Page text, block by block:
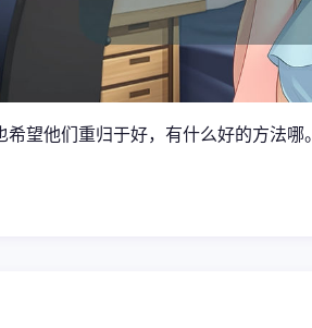
希望他们重归于好，有什么好的方法哪。